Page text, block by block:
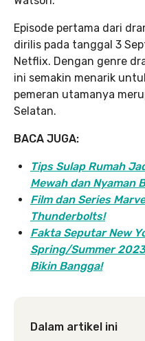
Episode pertama dari
dirilis pada tanggal 3
Netflix. Dengan genre
ini semakin menarik
pemeran utamanya
Selatan.
BACA JUGA:
Tips Sulap Rumah
Mewah dan Nyaman
Film dan Series
Thunderbolts!
Fakta Seputar New
Spring/Summer
Bikin Bangga!
Dalam artikel ini